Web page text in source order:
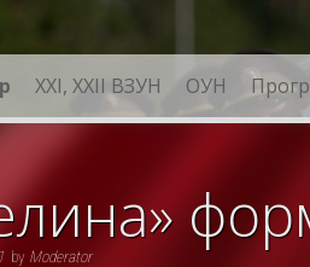
XXI, ХХІІ ВЗУН ОУН
by Moderator